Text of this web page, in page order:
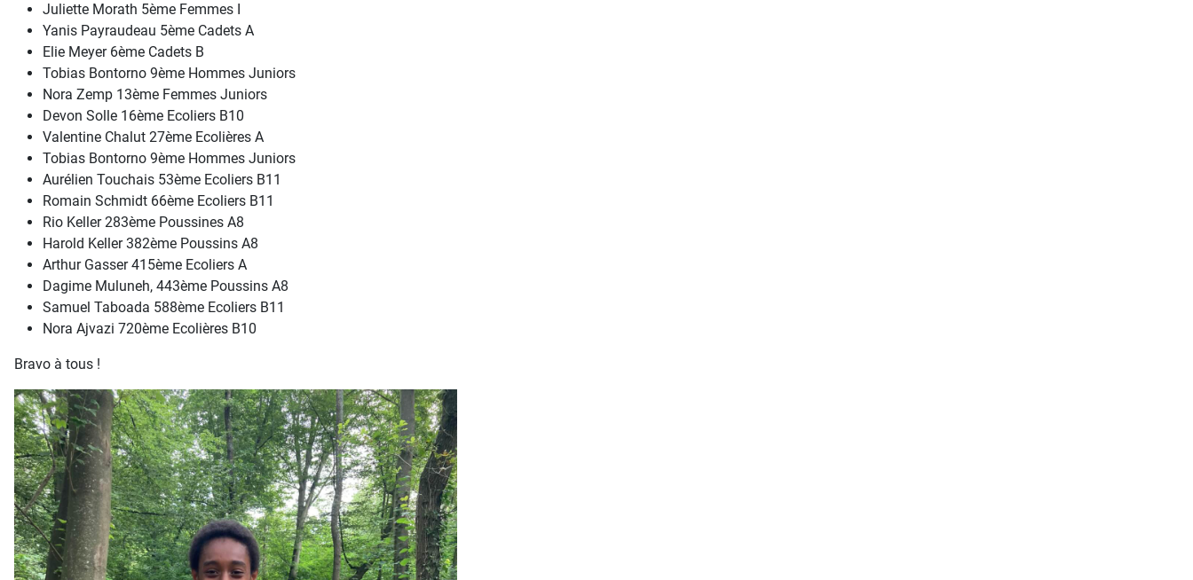
Juliette Morath 5ème Femmes I
Yanis Payraudeau 5ème Cadets A
Elie Meyer 6ème Cadets B
Tobias Bontorno 9ème Hommes Juniors
Nora Zemp 13ème Femmes Juniors
Devon Solle 16ème Ecoliers B10
Valentine Chalut 27ème Ecolières A
Tobias Bontorno 9ème Hommes Juniors
Aurélien Touchais 53ème Ecoliers B11
Romain Schmidt 66ème Ecoliers B11
Rio Keller 283ème Poussines A8
Harold Keller 382ème Poussins A8
Arthur Gasser 415ème Ecoliers A
Dagime Muluneh, 443ème Poussins A8
Samuel Taboada 588ème Ecoliers B11
Nora Ajvazi 720ème Ecolières B10
Bravo à tous !